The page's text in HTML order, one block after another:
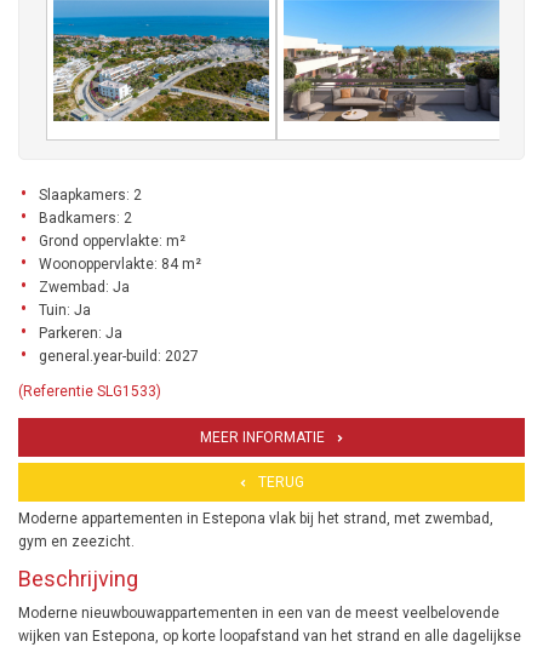
Slaapkamers: 2
Badkamers: 2
Grond oppervlakte: m²
Woonoppervlakte: 84 m²
Zwembad: Ja
Tuin: Ja
Parkeren: Ja
general.year-build: 2027
(Referentie SLG1533)
MEER INFORMATIE
TERUG
Moderne appartementen in Estepona vlak bij het strand, met zwembad,
gym en zeezicht.
Beschrijving
Moderne nieuwbouwappartementen in een van de meest veelbelovende
wijken van Estepona, op korte loopafstand van het strand en alle dagelijkse